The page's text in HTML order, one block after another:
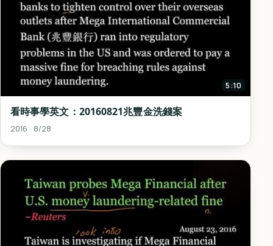
5:10
看時事學英文：20160821兆豐金洗錢案
2016 · 8/28